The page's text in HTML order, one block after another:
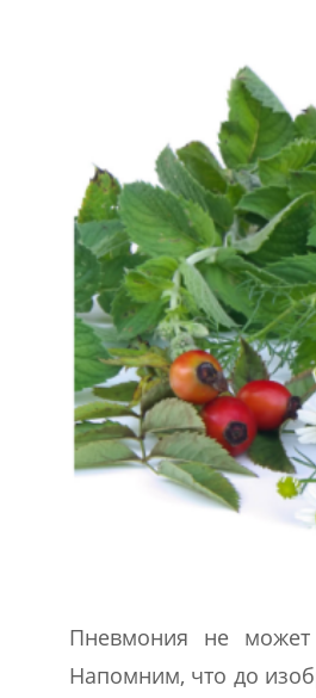
Пневмония не может
Напомним, что до